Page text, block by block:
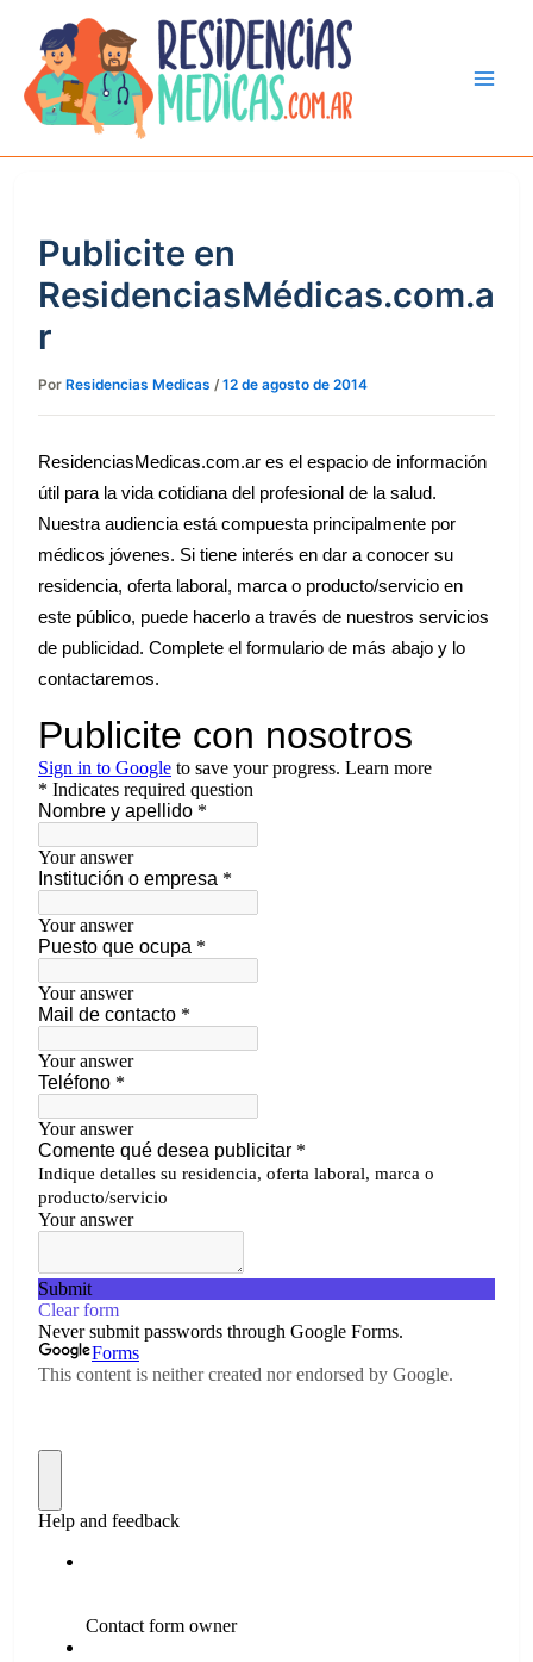
contenido
Publicite en
ResidenciasMédicas.com.a
r
Por Residencias Medicas /12 de agosto de 2014
ResidenciasMedicas.com.ar es el espacio de información
útil para la vida cotidiana del profesional de la salud.
Nuestra audiencia está compuesta principalmente por
médicos jóvenes. Si tiene interés en dar a conocer su
residencia, oferta laboral, marca o producto/servicio en
este público, puede hacerlo a través de nuestros servicios
de publicidad. Complete el formulario de más abajo y lo
contactaremos.